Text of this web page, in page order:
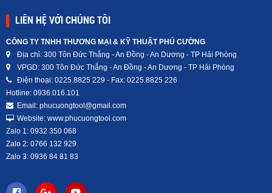
LIÊN HỆ VỚI CHÚNG TÔI
CÔNG TY TNHH THƯƠNG MẠI & KỸ THUẬT PHÚ CƯỜNG
Địa chỉ: 300 Tôn Đức Thắng - An Đồng - An Dương - TP Hải Phòng
VPGD: 300 Tôn Đức Thắng - An Đồng - An Dương - TP Hải Phòng
Điện thoại: 0225.8825 229 - Fax: 0225.8825 226
Hotline: 0936.016.101
Email: phucuongtool@gmail.com
Website: www.phucuongtool.com
Zalo 1: 0932 350 068
Zalo 2: 0766 132 929
Zalo 3: 0936 84 81 83